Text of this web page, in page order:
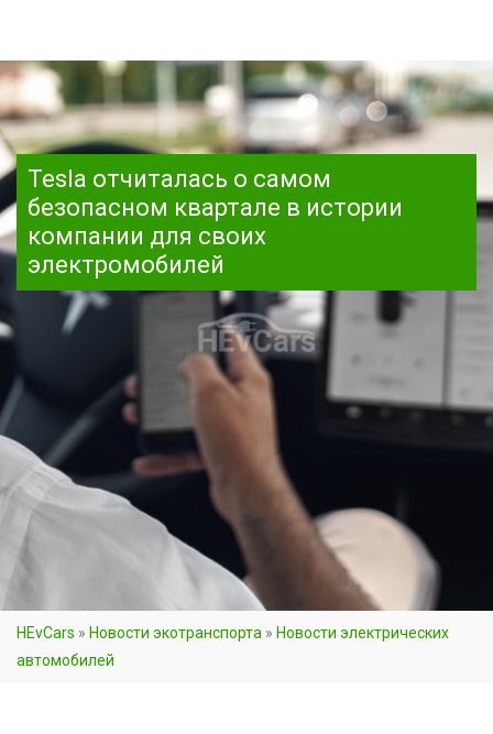
Tesla отчиталась о самом
безопасном квартале в истории
компании для своих
электромобилей
HEvCars » Новости экотранспорта » Новости электрических
автомобилей